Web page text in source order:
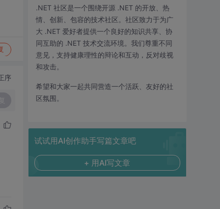
序
.NET 社区是一个围绕开源 .NET 的开放、热
情、创新、包容的技术社区。社区致力于为广
大 .NET 爱好者提供一个良好的知识共享、协
同互助的 .NET 技术交流环境。我们尊重不同
意见，支持健康理性的辩论和互动，反对歧视
和攻击。
希望和大家一起共同营造一个活跃、友好的社
区氛围。
试试用AI创作助手写篇文章吧
+ 用AI写文章